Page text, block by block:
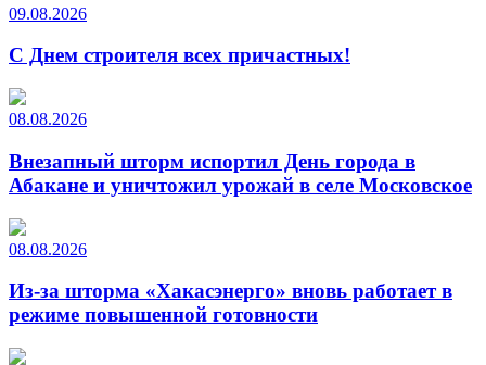
09.08.2026
С Днем строителя всех причастных!
08.08.2026
Внезапный шторм испортил День города в
Абакане и уничтожил урожай в селе Московское
08.08.2026
Из-за шторма «Хакасэнерго» вновь работает в
режиме повышенной готовности